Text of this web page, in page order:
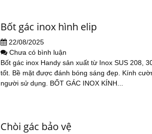
Bốt gác inox hình elip
22/08/2025
Chưa có bình luận
Bốt gác inox Handy sản xuất từ Inox SUS 208,
tốt. Bề mặt được đánh bóng sáng đẹp. Kính
người sử dụng. BỐT GÁC INOX KÍNH...
Chòi gác bảo vệ